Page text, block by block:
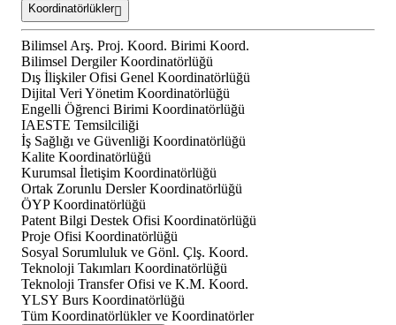
Koordinatörlükler
Bilimsel Arş. Proj. Koord. Birimi Koord.
Bilimsel Dergiler Koordinatörlüğü
Dış İlişkiler Ofisi Genel Koordinatörlüğü
Dijital Veri Yönetim Koordinatörlüğü
Engelli Öğrenci Birimi Koordinatörlüğü
IAESTE Temsilciliği
İş Sağlığı ve Güvenliği Koordinatörlüğü
Kalite Koordinatörlüğü
Kurumsal İletişim Koordinatörlüğü
Ortak Zorunlu Dersler Koordinatörlüğü
ÖYP Koordinatörlüğü
Patent Bilgi Destek Ofisi Koordinatörlüğü
Proje Ofisi Koordinatörlüğü
Sosyal Sorumluluk ve Gönl. Çlş. Koord.
Teknoloji Takımları Koordinatörlüğü
Teknoloji Transfer Ofisi ve K.M. Koord.
YLSY Burs Koordinatörlüğü
Tüm Koordinatörlükler ve Koordinatörler